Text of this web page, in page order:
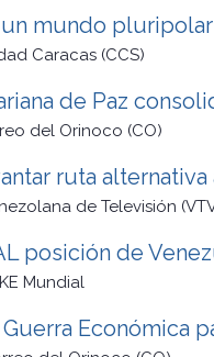
mundo pluripolar
Caracas (CCS)
de Paz
del Orinoco (CO)
ruta
de Televisión
posición de
Mundial
Económica